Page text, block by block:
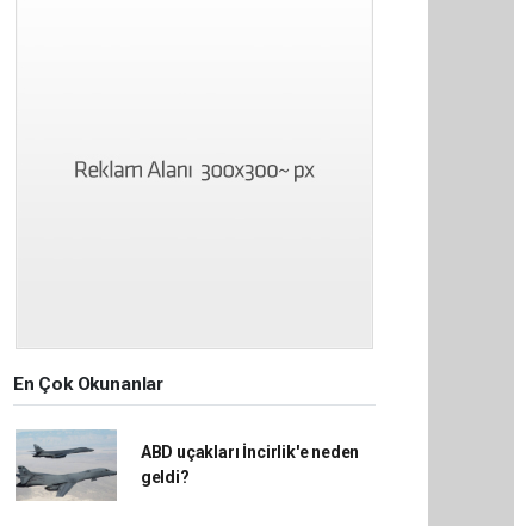
En Çok Okunanlar
ABD uçakları İncirlik'e neden
geldi?